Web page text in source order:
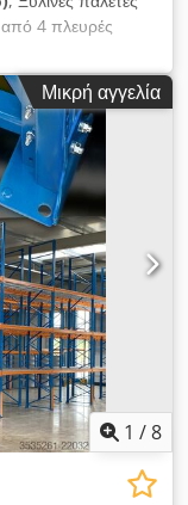
4 πλευρές
1250 mm
διαθέσιμα
Μικρή αγγελία
1 /8